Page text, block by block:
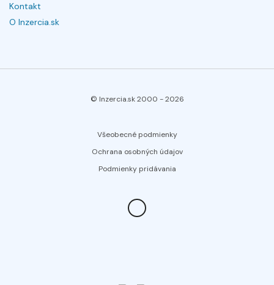
Kontakt
O Inzercia.sk
© Inzercia.sk 2000 -2026
Všeobecné podmienky
Ochrana osobných údajov
Podmienky pridávania